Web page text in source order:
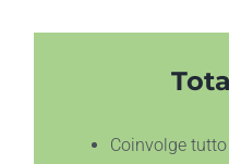
Coinvolge